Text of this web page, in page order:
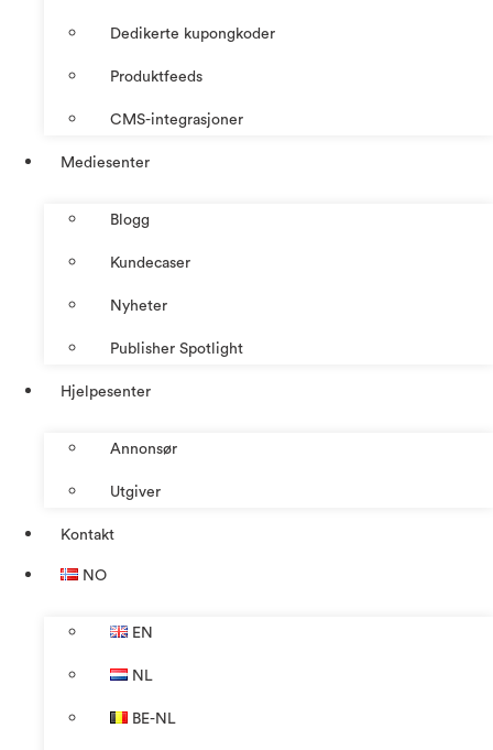
Dedikerte kupongkoder
Produktfeeds
CMS-integrasjoner
Mediesenter
Blogg
Kundecaser
Nyheter
Publisher Spotlight
Hjelpesenter
Annonsør
Utgiver
Kontakt
NO
EN
NL
BE-NL